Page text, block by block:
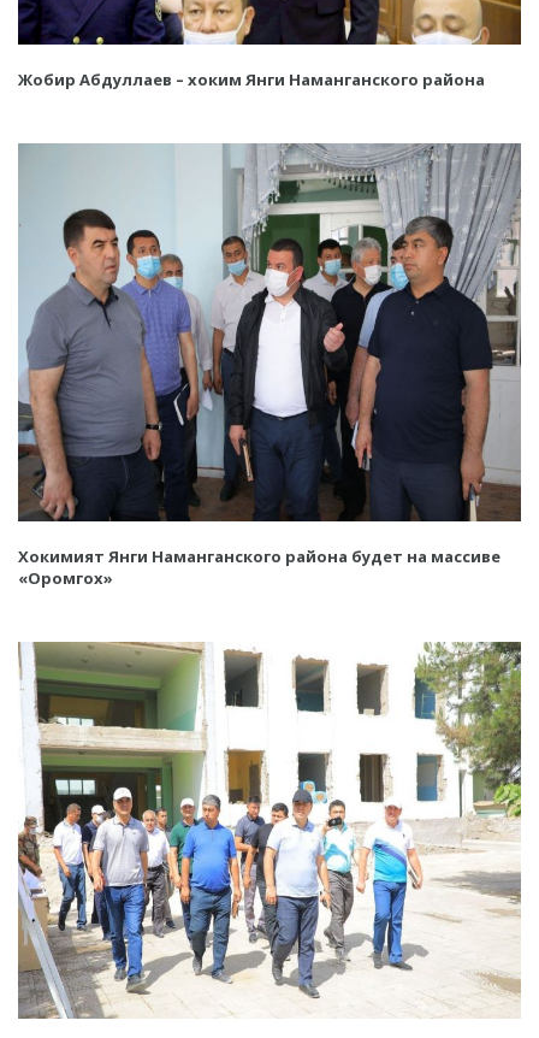
Жобир Абдуллаев – хоким Янги Наманганского района
Хокимият Янги Наманганского района будет на массиве
«Оромгох»